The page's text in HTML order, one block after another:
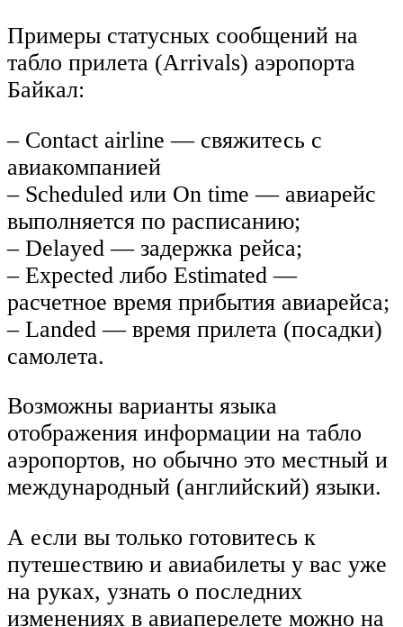
Примеры статусных сообщений на
табло прилета (Arrivals) аэропорта
Байкал:
– Contact airline — свяжитесь с
авиакомпанией
– Scheduled или On time — авиарейс
выполняется по расписанию;
– Delayed — задержка рейса;
– Expected либо Estimated —
расчетное время прибытия авиарейса;
– Landed — время прилета (посадки)
самолета.
Возможны варианты языка
отображения информации на табло
аэропортов, но обычно это местный и
международный (английский) языки.
А если вы только готовитесь к
путешествию и авиабилеты у вас уже
на руках, узнать о последних
изменениях в авиаперелете можно на